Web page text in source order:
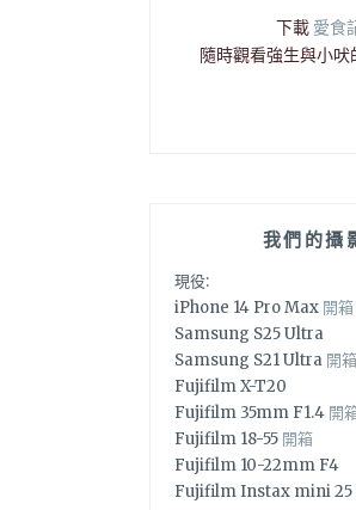
下載 愛食
隨時觀看強生與小
我們的攝
現役:
iPhone 14 Pro Max 開箱
Samsung S25 Ultra
Samsung S21 Ultra 開箱
Fujifilm X-T20
Fujifilm 35mm F1.4 開
Fujifilm 18-55 開箱
Fujifilm 10-22mm F4
Fujifilm Instax mini 25